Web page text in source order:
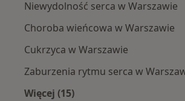
Niewydolność serca w Warszawie
Choroba wieńcowa w Warszawie
Cukrzyca w Warszawie
Zaburzenia rytmu serca w
Więcej (15)